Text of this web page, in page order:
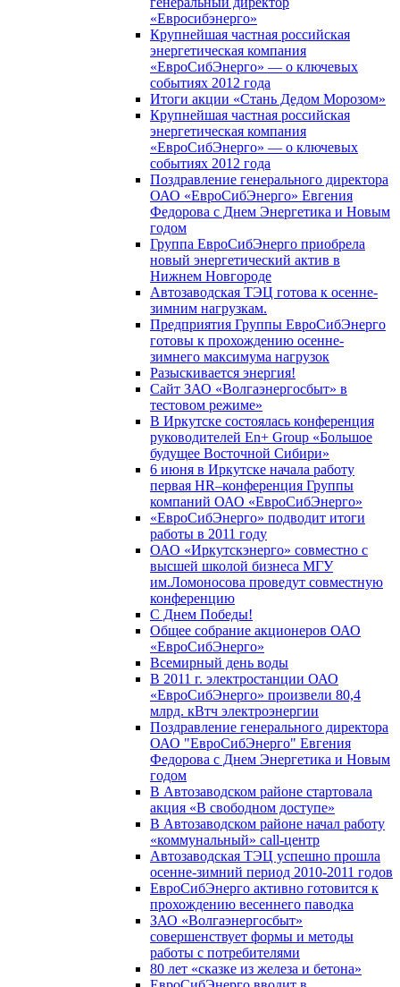
«Евросибэнерго»
Крупнейшая частная российская
энергетическая компания
«ЕвроСибЭнерго» — о ключевых
событиях 2012 года
Итоги акции «Стань Дедом Морозом»
Крупнейшая частная российская
энергетическая компания
«ЕвроСибЭнерго» — о ключевых
событиях 2012 года
Поздравление генерального директора
ОАО «ЕвроСибЭнерго» Евгения
Федорова с Днем Энергетика и Новым
годом
Группа ЕвроСибЭнерго приобрела
новый энергетический актив в
Нижнем Новгороде
Автозаводская ТЭЦ готова к осенне-
зимним нагрузкам.
Предприятия Группы ЕвроСибЭнерго
готовы к прохождению осенне-
зимнего максимума нагрузок
Разыскивается энергия!
Сайт ЗАО «Волгаэнергосбыт» в
тестовом режиме»
В Иркутске состоялась конференция
руководителей En+ Group «Большое
будущее Восточной Сибири»
6 июня в Иркутске начала работу
первая HR–конференция Группы
компаний ОАО «ЕвроСибЭнерго»
«ЕвроСибЭнерго» подводит итоги
работы в 2011 году
ОАО «Иркутскэнерго» совместно с
высшей школой бизнеса МГУ
им.Ломоносова проведут совместную
конференцию
С Днем Победы!
Общее собрание акционеров ОАО
«ЕвроСибЭнерго»
Всемирный день воды
В 2011 г. электростанции ОАО
«ЕвроСибЭнерго» произвели 80,4
млрд. кВтч электроэнергии
Поздравление генерального директора
ОАО "ЕвроСибЭнерго" Евгения
Федорова с Днем Энергетика и Новым
годом
В Автозаводском районе стартовала
акция «В свободном доступе»
В Автозаводском районе начал работу
«коммунальный» call-центр
Автозаводская ТЭЦ успешно прошла
осенне-зимний период 2010-2011 годов
ЕвроСибЭнерго активно готовится к
прохождению весеннего паводка
ЗАО «Волгаэнергосбыт»
совершенствует формы и методы
работы с потребителями
80 лет «сказке из железа и бетона»